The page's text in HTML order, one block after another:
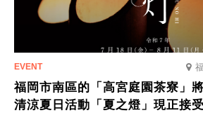
福岡市南區的「高宮庭園茶寮」
清涼夏日活動「夏之燈」現正接